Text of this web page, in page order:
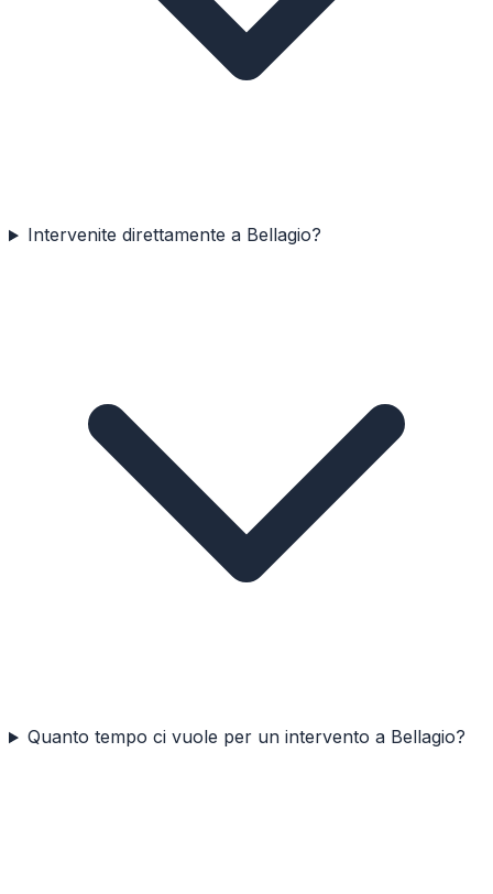
Intervenite direttamente a Bellagio?
Quanto tempo ci vuole per un intervento a Bellagio?